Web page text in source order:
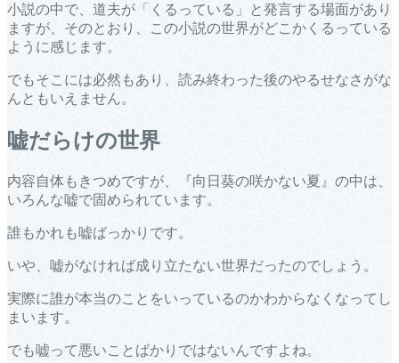
小説の中で、道夫が「くるっている」と発言する場面があり
ますが、そのとおり、この小説の世界がどこかくるっている
ように感じます。
でもそこには必然もあり、読み終わった後のやるせなさがな
んともいえません。
嘘だらけの世界
内容自体もきつめですが、『向日葵の咲かない夏』の中は、
いろんな嘘で固められています。
誰もかれも嘘ばっかりです。
いや、嘘がなければ成り立たない世界だったのでしょう。
実際に誰が本当のことをいっているのかわからなくなってし
まいます。
でも嘘って悪いことばかりではないんですよね。